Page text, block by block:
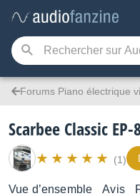
Forums Piano électrique
Scarbee Classic EP-
(1)
Vue d’ensemble Avis